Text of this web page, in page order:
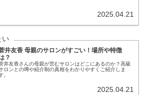
2025.04.21
井友香 母親のサロンがすごい！場所や特徴
？
井友香さんの母親が営むサロンはどこにあるのか？高級
ロンとの噂や紹介制の真相をわかりやすくご紹介しま
。
2025.04.21